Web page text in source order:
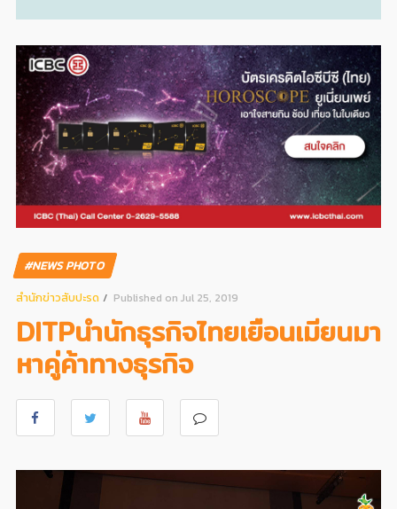
#NEWS PHOTO
สํานักข่าวสับปะรด
Published on Jul 25, 2019
DITPนำนักธุรกิจไทยเยือนเมียนมา
หาคู่ค้าทางธุรกิจ